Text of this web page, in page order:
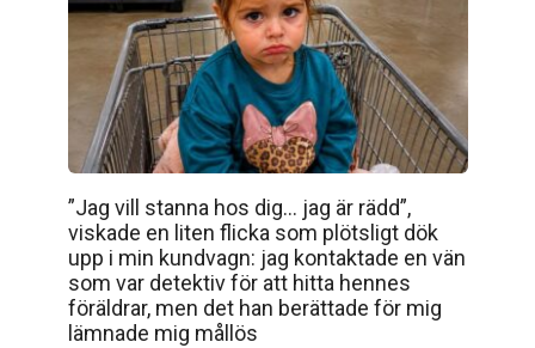
”Jag vill stanna hos dig… jag är rädd”,
viskade en liten flicka som plötsligt dök
upp i min kundvagn: jag kontaktade en vän
som var detektiv för att hitta hennes
föräldrar, men det han berättade för mig
lämnade mig mållös